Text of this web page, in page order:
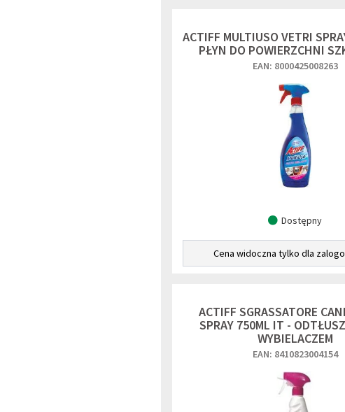
ACTIFF MULTIUSO VETRI
PŁYN DO POWIERZCHNI
EAN: 8000425008263
Dostępny
Cena widoczna tylko dla
ACTIFF SGRASSATORE
SPRAY 750ML IT -
WYBIELACZEM
EAN: 8410823004154